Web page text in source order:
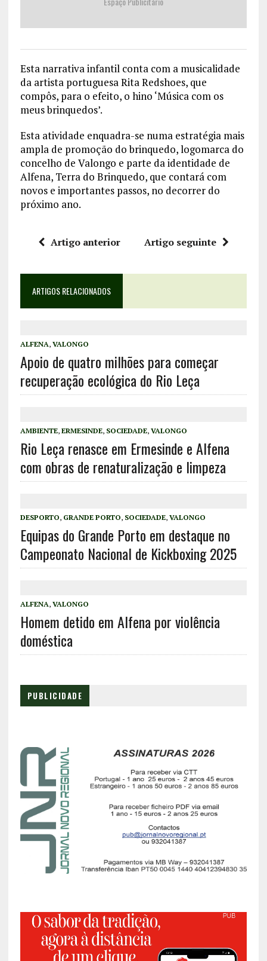
Esta narrativa infantil conta com a musicalidade
da artista portuguesa Rita Redshoes, que
compôs, para o efeito, o hino ‘Música com os
meus brinquedos’.
Esta atividade enquadra-se numa estratégia mais
ampla de promoção do brinquedo, logomarca do
concelho de Valongo e parte da identidade de
Alfena, Terra do Brinquedo, que contará com
novos e importantes passos, no decorrer do
próximo ano.
Artigo anterior Artigo seguinte
ARTIGOS RELACIONADOS
ALFENA, VALONGO
Apoio de quatro milhões para começar
recuperação ecológica do Rio Leça
AMBIENTE, ERMESINDE, SOCIEDADE, VALONGO
Rio Leça renasce em Ermesinde e Alfena
com obras de renaturalização e limpeza
DESPORTO, GRANDE PORTO, SOCIEDADE, VALONGO
Equipas do Grande Porto em destaque no
Campeonato Nacional de Kickboxing 2025
ALFENA, VALONGO
Homem detido em Alfena por violência
doméstica
PUBLICIDADE